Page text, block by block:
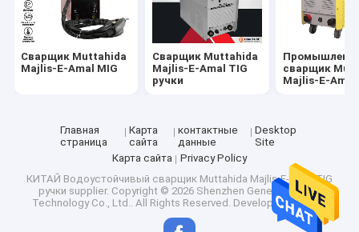
Сварщик Muttahida
Majlis-E-Amal MIG
Сварщик Muttahida
Majlis-E-Amal TIG
ручки
сварщик
Majlis-E-
Главная
страница
Карта
сайта
контактные
данные
Desktop
Site
Карта сайта
Privacy Policy
КИТАЙ Водоустойчивый сварщик Muttahida Majlis-E-Amal TIG
ручки supplier. Copyright © 2026 Shenzhen General Welder
Technology Co., Ltd.. All Rights Reserved. Developed byECER